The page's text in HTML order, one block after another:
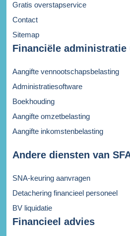
Gratis overstapservice
Contact
Sitemap
Financiële administratie
Aangifte vennootschapsbelasting
Administratiesoftware
Boekhouding
Aangifte omzetbelasting
Aangifte inkomstenbelasting
Andere diensten van
SNA-keuring aanvragen
Detachering financieel personeel
BV liquidatie
Financieel advies